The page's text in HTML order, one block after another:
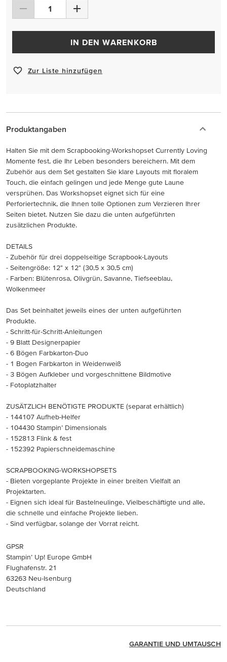
IN DEN WARENKORB
Zur Liste hinzufügen
Produktangaben
Halten Sie mit dem Scrapbooking-Workshopset Currently Loving
Momente fest, die Ihr Leben besonders bereichern. Mit dem
Zubehör aus dem Set gestalten Sie klare Layouts mit floralem
Touch, die einfach gelingen und jede Menge gute Laune
versprühen. Das Workshopset eignet sich für eine
Perforiertechnik, die Ihnen tolle Optionen zum Verzieren Ihrer
Seiten bietet. Nutzen Sie dazu die unten aufgeführten
zusätzlichen Produkte.
DETAILS
- Zubehör für drei doppelseitige Scrapbook-Layouts
- Seitengröße: 12" x 12" (30,5 x 30,5 cm)
- Farben: Blütenrosa, Olivgrün, Savanne, Tiefseeblau,
Wolkenmeer
Das Set beinhaltet jeweils eines der unten aufgeführten
Produkte.
- Schritt-für-Schritt-Anleitungen
- 9 Blatt Designerpapier
- 6 Bögen Farbkarton-Duo
- 1 Bogen Farbkarton in Weidenweiß
- 3 Bögen Aufkleber und vorgeschnittene Bildmotive
- Fotoplatzhalter
ZUSÄTZLICH BENÖTIGTE PRODUKTE (separat erhältlich)
- 144107 Aufheb-Helfer
- 104430 Stampin’ Dimensionals
- 152813 Flink & fest
- 152392 Papierschneidemaschine
SCRAPBOOKING-WORKSHOPSETS
- Bieten vorgeplante Projekte in einer breiten Vielfalt an
Projektarten.
- Eignen sich ideal für Bastelneulinge, Vielbeschäftigte und alle,
die schnelle und einfache Projekte lieben.
- Sind verfügbar, solange der Vorrat reicht.
GPSR
Stampin’ Up! Europe GmbH
Flughafenstr. 21
63263 Neu-Isenburg
Deutschland
GARANTIE UND UMTAUSCH